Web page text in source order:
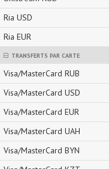
Ria USD
Ria EUR
TRANSFERTS PAR CARTE
Visa/MasterCard RUB
Visa/MasterCard USD
Visa/MasterCard EUR
Visa/MasterCard UAH
Visa/MasterCard BYN